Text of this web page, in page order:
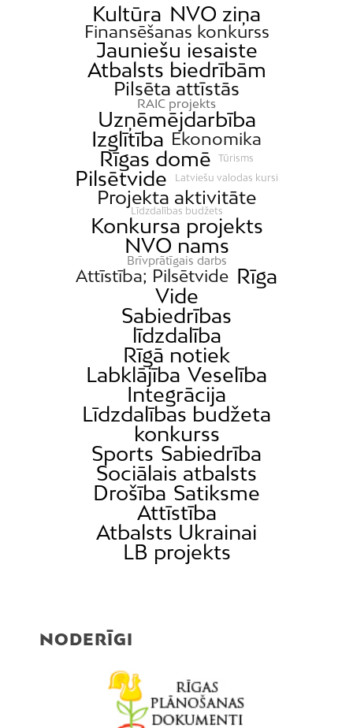
Kultūra NVO ziņa
Finansēšanas konkurss
Jauniešu iesaiste
Atbalsts biedrībām
Pilsēta attīstās
RAIC projekts
Uzņēmējdarbība
Izglītība Ekonomika
Rīgas domē Tūrisms
Pilsētvide Latviešu valodas kursi
Projekta aktivitāte
Līdzdalības budžets
Konkursa projekts
NVO nams
Brīvprātīgais darbs
Attīstība; Pilsētvide Rīga
Vide
Sabiedrības
līdzdalība
Rīgā notiek
Labklājība Veselība
Integrācija
Līdzdalības budžeta
konkurss
Sports Sabiedrība
Sociālais atbalsts
Drošība Satiksme
Attīstība
Atbalsts Ukrainai
LB projekts
NODERĪGI